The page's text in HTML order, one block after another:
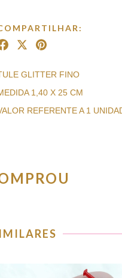
GLITTER FINO
1,40 X 25 CM
REFERENTE A 1